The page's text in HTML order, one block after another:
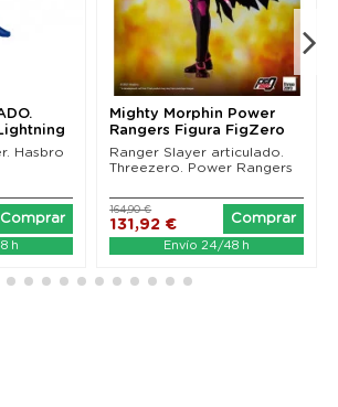
Hasbro
Comprar
h
Mighty Morphin Power
Rangers Figura FigZero
1/6 Ranger Slayer...
Ranger Slayer articulado.
Threezero. Power Rangers
131,92 €
164,90 €
Comprar
Envío 24/48 h